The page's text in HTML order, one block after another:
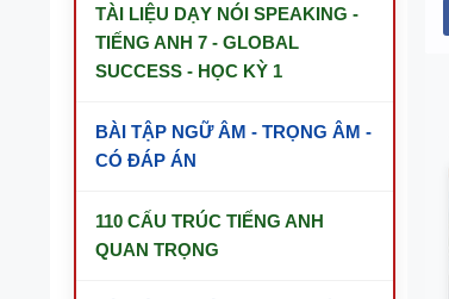
TÀI LIỆU DẠY NÓI SPEAKING -
TIẾNG ANH 7 - GLOBAL
SUCCESS - HỌC KỲ 1
BÀI TẬP NGỮ ÂM - TRỌNG ÂM -
CÓ ĐÁP ÁN
110 CẤU TRÚC TIẾNG ANH
QUAN TRỌNG